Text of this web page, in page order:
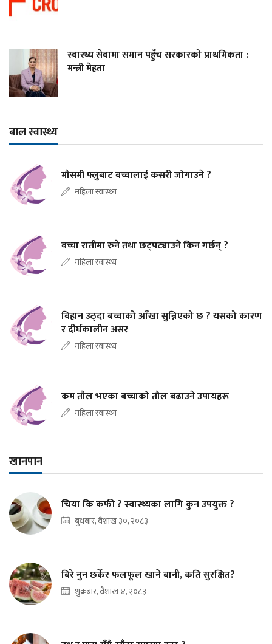
स्वास्थ्य सेवामा समान पहुँच सरकारको प्राथमिकता :
मन्त्री मेहता
बाल स्वास्थ्य
मौसमी फ्लुबाट बच्चालाई कसरी जोगाउने ?
महिला स्वास्थ्य
बच्चा रातीमा रुने तथा छट्पट्याउने किन गर्छन् ?
महिला स्वास्थ्य
बिहान उठ्दा बच्चाको आँखा सुन्निएको छ ? यसको कारण
र दीर्घकालीन असर
महिला स्वास्थ्य
कम तौल भएका बच्चाको तौल बढाउने उपायहरू
महिला स्वास्थ्य
खानपान
चिया कि कफी ? स्वास्थ्यका लागि कुन उपयुक्त ?
बुधबार, वैशाख ३०, २०८३
बिरे नुन छर्केर फलफूल खाने बानी, कति सुरक्षित?
शुक्रबार, वैशाख ४, २०८३